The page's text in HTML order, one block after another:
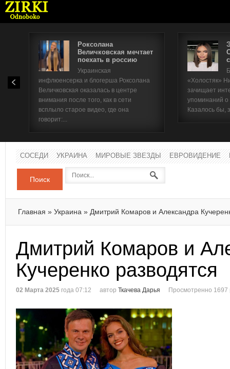
Роксолана
Величковская мечтает
поехать в россию
Украинская
инфлюенсерка и блогерша Роксолана
Величковская оказалась в центре
внимания после того, как в сети
всплыло старое видео, где она
говорит:...
«Холостяк»
зачищает
упоминаний
Казалось бы,
СОСЕДИ УКРАИНА МИРОВЫЕ ЗВЕЗДЫ ЕВРОВИДЕНИЕ
Поиск
Главная » Украина » Дмитрий Комаров и Александра
Дмитрий Комаров и
Кучеренко разводятся
02 Марта 2025 года 07:12 автор Ткачева Дарья Просмотренно 1697
Имя